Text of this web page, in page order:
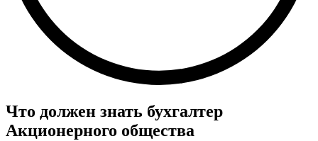
Что должен знать бухгалтер
Акционерного общества